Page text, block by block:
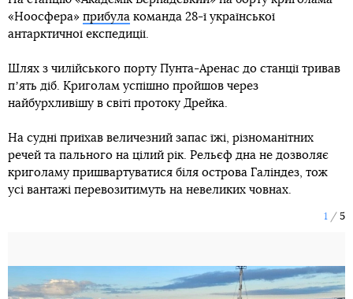
«Ноосфера» прибула команда 28-ї української
антарктичної експедиції.
Шлях з чилійського порту Пунта-Аренас до станції тривав
пʼять діб. Криголам успішно пройшов через
найбурхливішу в світі протоку Дрейка.
На судні приїхав величезний запас їжі, різноманітних
речей та пального на цілий рік. Рельєф дна не дозволяє
криголаму пришвартуватися біля острова Галіндез, тож
усі вантажі перевозитимуть на невеликих човнах.
1 5